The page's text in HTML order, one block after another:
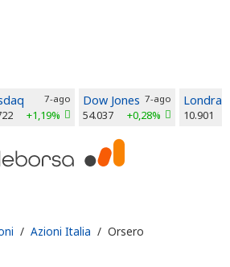
7-ago
+1,19%
Dow Jones 7-ago
54.037 +0,28%
Londra
10.901
/ Azioni Italia / Orsero